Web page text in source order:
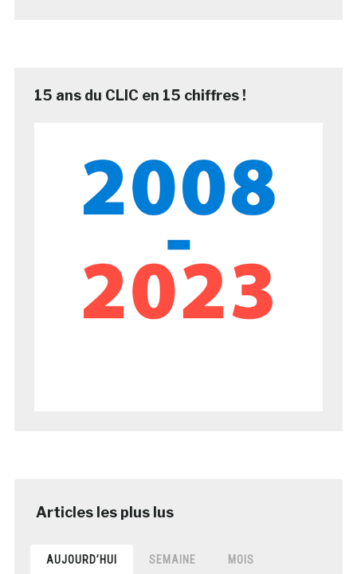
15 ans du CLIC en 15 chiffres !
AUJOURD’HUI SEMAINE MOIS